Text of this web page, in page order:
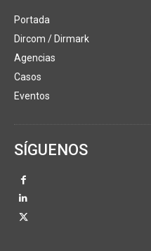
Portada
Dircom / Dirmark
Agencias
Casos
Eventos
SÍGUENOS